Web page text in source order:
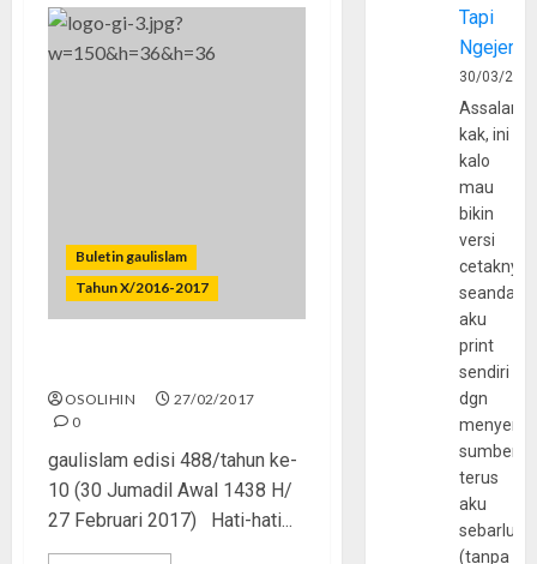
Buletin gaulislam
Tahun X/2016-2017
OSOLIHIN
27/02/2017
0
gaulislam edisi 488/tahun ke-
10 (30 Jumadil Awal 1438 H/
27 Februari 2017) Hati-hati...
Tapi
30/03/
kak, ini
kalo
mau
bikin
versi
cetaknya
aku
print
sendiri
dgn
sumber
terus
aku
(tanpa